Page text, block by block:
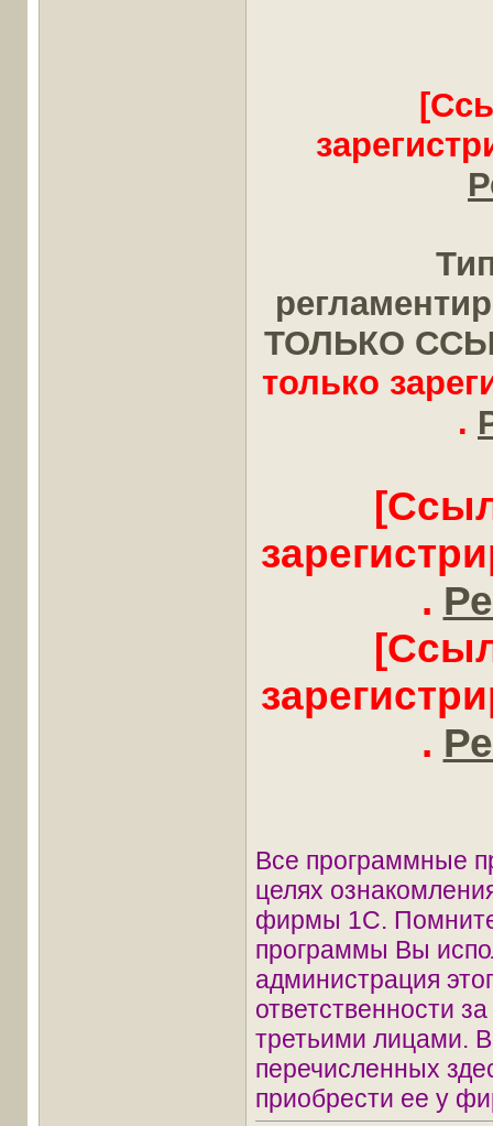
ТОЛЬКО
только
.
.
.
Все программные
целях
фирмы 1С.
программы Вы
администрация
ответственности
третьими лицами.
перечисленных
приобрести ее у